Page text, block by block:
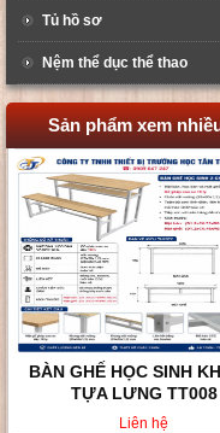
Tủ hồ sơ
Nệm thể dục thể thao
Sản phẩm xem
BÀN GHẾ HỌC SINH
TỰA LƯNG TT008
Liên hệ